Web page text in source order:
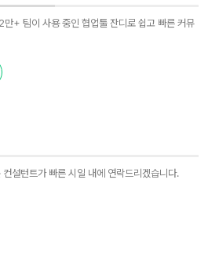
+ 팀이 사용 중인 협업툴 잔디로 쉽고 빠른 커뮤
설턴트가 빠른 시일 내에 연락드리겠습니다.